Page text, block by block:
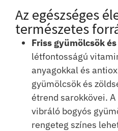
Az egészséges
természetes
Friss gyümölcsök
létfontosságú
anyagokkal és
gyümölcsök és
étrend sarokkövei.
vibráló bogyós
rengeteg színes